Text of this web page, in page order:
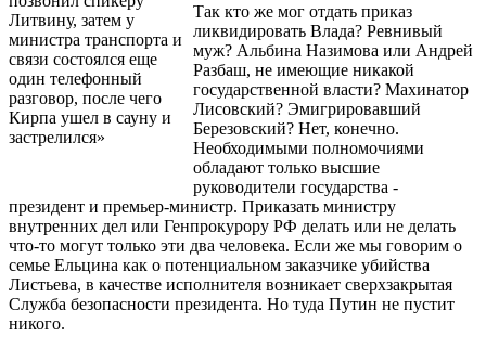
Литвину, затем у
министра транспорта и
связи состоялся еще
один телефонный
разговор, после чего
Кирпа ушел в сауну и
застрелился»
Так кто же мог отдать приказ
ликвидировать Влада? Ревнивый
муж? Альбина Назимова или Андрей
Разбаш, не имеющие никакой
государственной власти? Махинатор
Лисовский? Эмигрировавший
Березовский? Нет, конечно.
Необходимыми полномочиями
обладают только высшие
руководители государства -
президент и премьер-министр. Приказать министру
внутренних дел или Генпрокурору РФ делать или не делать
что-то могут только эти два человека. Если же мы говорим о
семье Ельцина как о потенциальном заказчике убийства
Листьева, в качестве исполнителя возникает сверхзакрытая
Служба безопасности президента. Но туда Путин не пустит
никого.